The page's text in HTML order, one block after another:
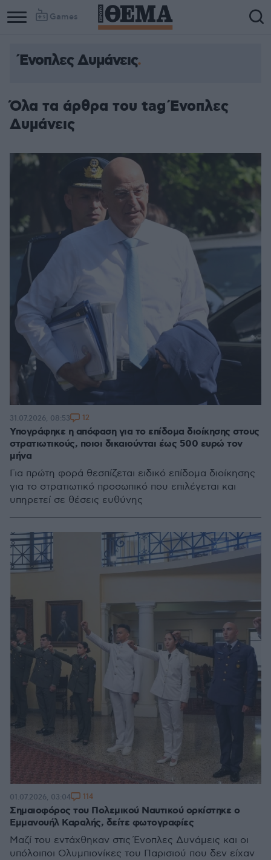
Games
Ένοπλες Δυμάνεις
Όλα τα άρθρα του tag Ένοπλες
Δυμάνεις
Υπογράφηκε η απόφαση για το επίδομα διοίκησης στους
στρατιωτικούς, ποιοι δικαιούνται έως 500 ευρώ τον
μήνα
Για πρώτη φορά θεσπίζεται ειδικό επίδομα διοίκησης
για το στρατιωτικό προσωπικό που επιλέγεται και
υπηρετεί σε θέσεις ευθύνης
31.07.2026, 08:53 12
Σημαιοφόρος του Πολεμικού Ναυτικού ορκίστηκε ο
Εμμανουήλ Καραλής, δείτε φωτογραφίες
Μαζί του εντάχθηκαν στις Ένοπλες Δυνάμεις και οι
υπόλοιποι Ολυμπιονίκες του Παρισιού που δεν είχαν
01.07.2026, 03:04 114